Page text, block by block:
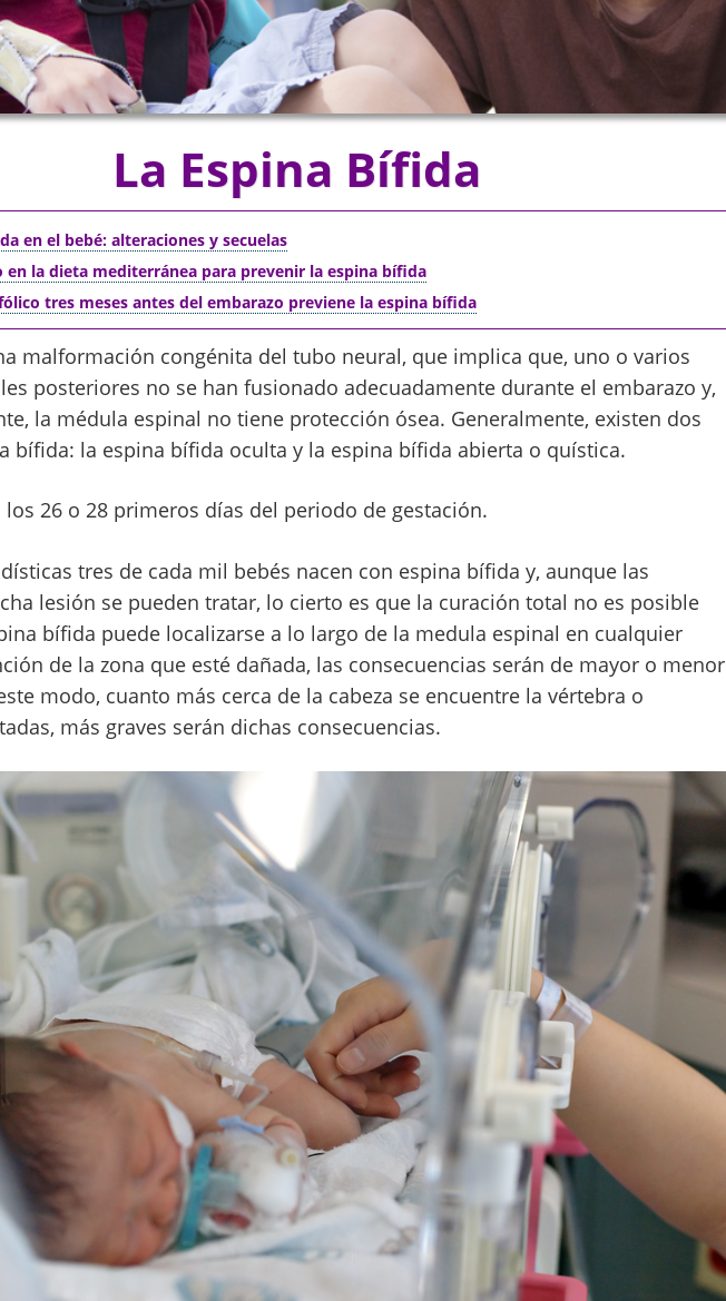
La Espina Bífida
en el bebé: alteraciones y secuelas
en la dieta mediterránea para prevenir la espina bífida
tres meses antes del embarazo previene la espina bífida
malformación congénita del tubo neural, que implica que, uno o varios
posteriores no se han fusionado adecuadamente durante el embarazo y,
la médula espinal no tiene protección ósea. Generalmente, existen dos
bífida: la espina bífida oculta y la espina bífida abierta o quística.
los 26 o 28 primeros días del periodo de gestación.
tres de cada mil bebés nacen con espina bífida y, aunque las
lesión se pueden tratar, lo cierto es que la curación total no es posible
bífida puede localizarse a lo largo de la medula espinal en cualquier
de la zona que esté dañada, las consecuencias serán de mayor o menor
modo, cuanto más cerca de la cabeza se encuentre la vértebra o
más graves serán dichas consecuencias.